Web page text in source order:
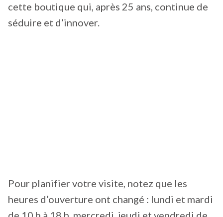
cette boutique qui, après 25 ans, continue de
séduire et d’innover.
Pour planifier votre visite, notez que les
heures d’ouverture ont changé : lundi et mardi